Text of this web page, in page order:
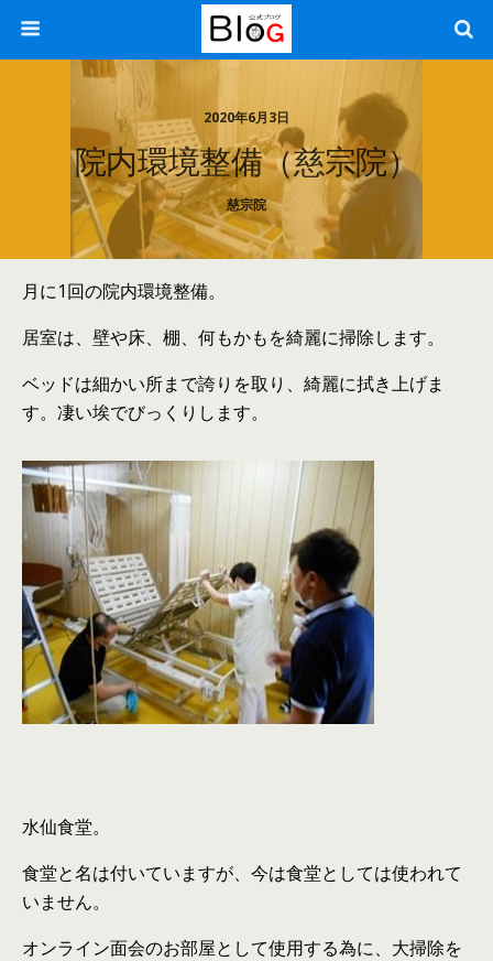
2020年6月3日
院内環境整備（慈宗院）
慈宗院
月に1回の院内環境整備。
居室は、壁や床、棚、何もかもを綺麗に掃除します。
ベッドは細かい所まで誇りを取り、綺麗に拭き上げま
す。凄い埃でびっくりします。
水仙食堂。
食堂と名は付いていますが、今は食堂としては使われて
いません。
オンライン面会のお部屋として使用する為に、大掃除を